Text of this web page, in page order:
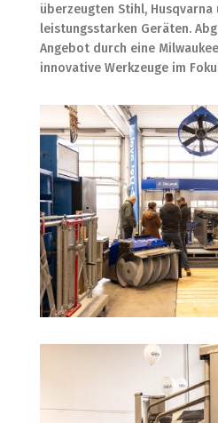
überzeugten Stihl, Husqvarna
leistungsstarken Geräten.
Angebot durch eine
innovative Werkzeuge im